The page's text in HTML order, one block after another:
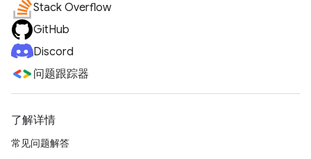
Stack Overflow
GitHub
Discord
问题跟踪器
了解详情
常见问题解答